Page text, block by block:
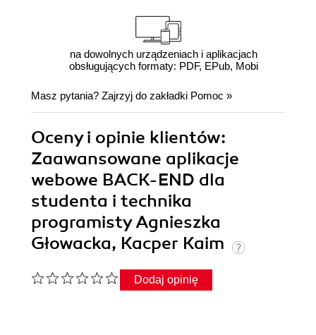
na dowolnych urządzeniach i aplikacjach
obsługujących formaty: PDF, EPub, Mobi
Masz pytania? Zajrzyj do zakładki Pomoc »
Oceny i opinie klientów:
Zaawansowane aplikacje
webowe BACK-END dla
studenta i technika
programisty Agnieszka
Głowacka, Kacper Kaim
Dodaj opinię